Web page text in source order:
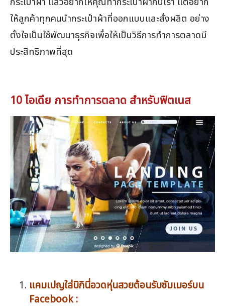
ให้ลูกค้าทุกคนนำกระเป๋าผ้าที่ออกแบบและสั่งผลิต อย่าง
ตั้งใจเป็นใช้พัฒนาธุรกิจเพื่อให้เป็นวิธีการทำการตลาดมี
ประสิทธิภาพที่สุด
10 ไอเดีย การทำการตลาด สำหรับฟิตเนส
แคมเปญใส่บิกินี่อวดหุ่นสวยต้อนรับซัมเมอร์บน
Facebook :